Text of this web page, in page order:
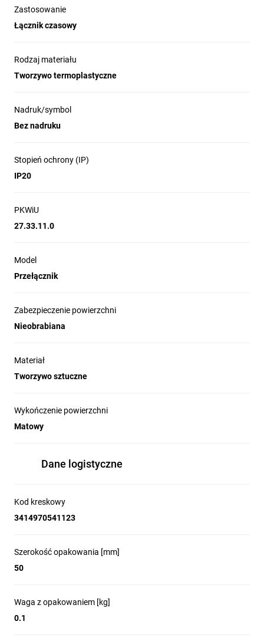
Zastosowanie
Łącznik czasowy
Rodzaj materiału
Tworzywo termoplastyczne
Nadruk/symbol
Bez nadruku
Stopień ochrony (IP)
IP20
PKWiU
27.33.11.0
Model
Przełącznik
Zabezpieczenie powierzchni
Nieobrabiana
Materiał
Tworzywo sztuczne
Wykończenie powierzchni
Matowy
Dane logistyczne
Kod kreskowy
3414970541123
Szerokość opakowania [mm]
50
Waga z opakowaniem [kg]
0.1